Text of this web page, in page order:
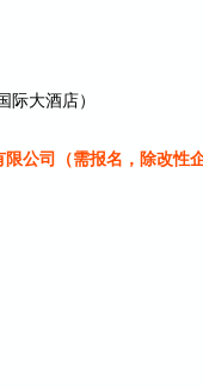
际大酒店）
公司（需报名，除改性